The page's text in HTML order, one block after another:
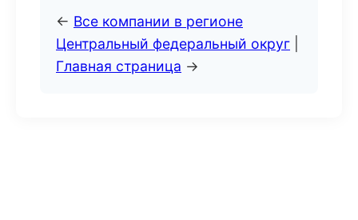
← Все компании в регионе
Центральный федеральный округ
Главная страница →